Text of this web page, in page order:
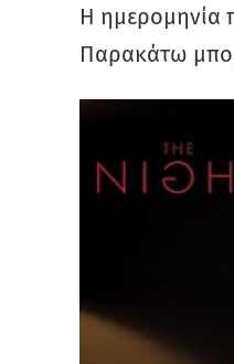
Η ημερομηνία
Παρακάτω